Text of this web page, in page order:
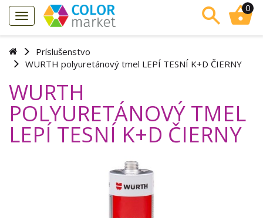
0
Príslušenstvo
WURTH polyuretánový tmel LEPÍ TESNÍ K+D ČIERNY
WURTH
POLYURETÁNOVÝ TMEL
LEPÍ TESNÍ K+D ČIERNY